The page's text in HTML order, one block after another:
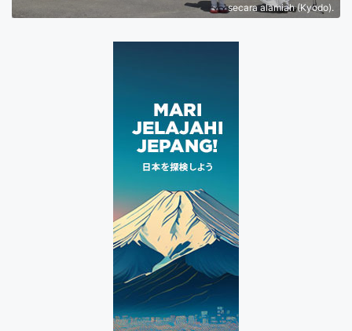
secara alamiah (Kyodo).